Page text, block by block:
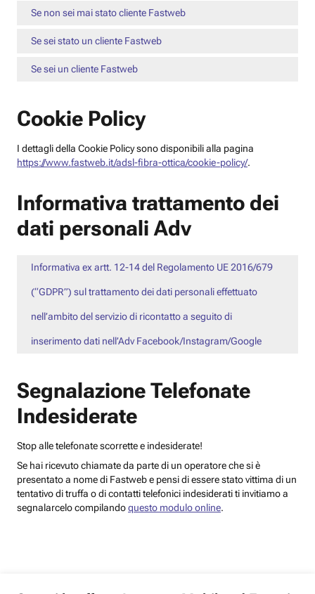
Se non sei mai stato cliente Fastweb
Se sei stato un cliente Fastweb
Se sei un cliente Fastweb
Cookie Policy
I dettagli della Cookie Policy sono disponibili alla pagina
https://www.fastweb.it/adsl-fibra-ottica/cookie-policy/.
Informativa trattamento dei
dati personali Adv
Informativa ex artt. 12-14 del Regolamento UE 2016/679
(“GDPR”) sul trattamento dei dati personali effettuato
nell’ambito del servizio di ricontatto a seguito di
inserimento dati nell’Adv Facebook/Instagram/Google
Segnalazione Telefonate
Indesiderate
Stop alle telefonate scorrette e indesiderate!
Se hai ricevuto chiamate da parte di un operatore che si è
presentato a nome di Fastweb e pensi di essere stato vittima di un
tentativo di truffa o di contatti telefonici indesiderati ti invitiamo a
segnalarcelo compilandoquesto modulo online.